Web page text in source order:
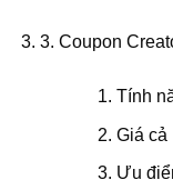
3. Coupon
Tính
Giá cả
Ưu